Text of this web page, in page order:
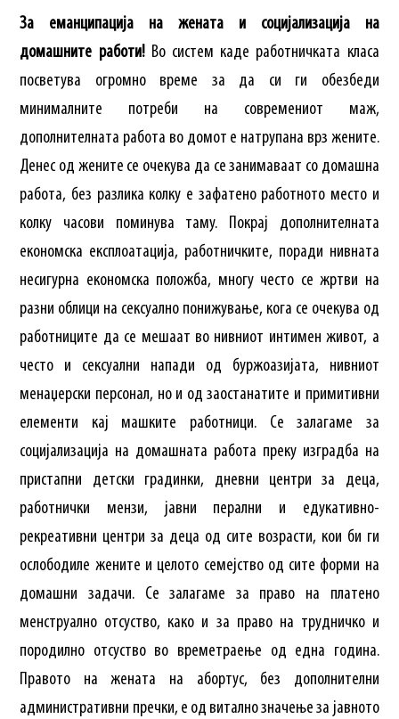
За еманципација на жената и социјализација на
домашните работи!Во систем каде работничката класа
посветува огромно време за да си ги обезбеди
минималните потреби на современиот маж,
дополнителната работа во домот е натрупана врз жените.
Денес од жените се очекува да се занимаваат со домашна
работа, без разлика колку е зафатено работното место и
колку часови поминува таму. Покрај дополнителната
економска експлоатација, работничките, поради нивната
несигурна економска положба, многу често се жртви на
разни облици на сексуално понижување, кога се очекува од
работниците да се мешаат во нивниот интимен живот, а
често и сексуални напади од буржоазијата, нивниот
менаџерски персонал, но и од заостанатите и примитивни
елементи кај машките работници. Се залагаме за
социјализација на домашната работа преку изградба на
пристапни детски градинки, дневни центри за деца,
работнички мензи, јавни перални и едукативно-
рекреативни центри за деца од сите возрасти, кои би ги
ослободиле жените и целото семејство од сите форми на
домашни задачи. Се залагаме за право на платено
менструално отсуство, како и за право на трудничко и
породилно отсуство во времетраење од една година.
Правото на жената на абортус, без дополнителни
административни пречки, е од витално значење за јавното